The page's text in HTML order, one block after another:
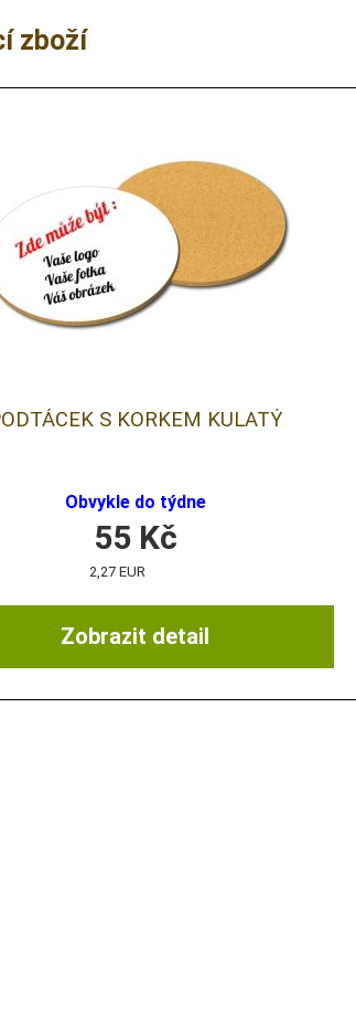
zboží
S KORKEM KULATÝ
Obvykle do týdne
Zobrazit detail
55 Kč
2,27 EUR